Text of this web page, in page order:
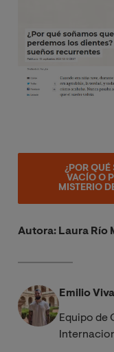
¿POR
VACÍO O
MISTERIO
Autora: Laura Río
Emilio
Equipo de